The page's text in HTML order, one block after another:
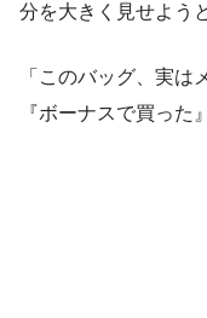
分を大きく見せよう
「このバッグ、実は
『ボーナスで買った